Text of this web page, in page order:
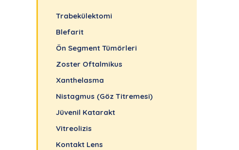
Trabekülektomi
Blefarit
Ön Segment Tümörleri
Zoster Oftalmikus
Xanthelasma
Nistagmus (Göz Titremesi)
Jüvenil Katarakt
Vitreolizis
Kontakt Lens